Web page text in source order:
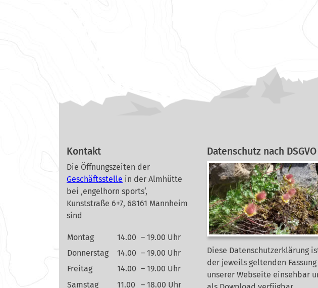
Kontakt
Die Öffnungszeiten der
Geschäftsstelle in der Almhütte
bei ‚engelhorn sports‘,
Kunststraße 6+7, 68161 Mannheim
sind
Montag 14.00 – 19.00 Uhr
Donnerstag
14.00 – 19.00 Uhr
Freitag
14.00 – 19.00 Uhr
Samstag
11.00 – 18.00 Uhr
Datenschutz nach DSGVO
Diese Datenschutzerklärung
der jeweils geltenden
unserer Webseite einsehbar